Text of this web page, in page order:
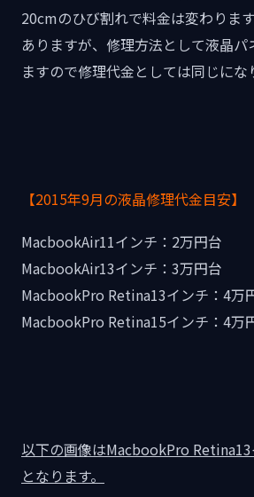
20cmのひび割れで料金は変わりま
ありますが、修理方法として液晶パ
ますので修理代金としては同じにな
【2015年9月の液晶修理代金目安】
MacbookAir11インチ：2万円台
MacbookAir13インチ：3万円台
MacbookPro Retina13インチ：4万
MacbookPro Retina15インチ：4万
以下の画像はMacbookPro
となります。